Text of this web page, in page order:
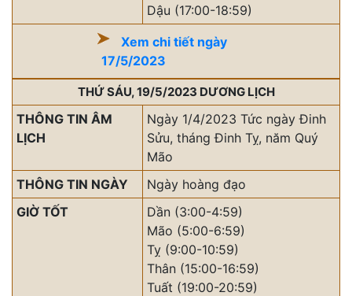
Dậu (17:00-18:59)
Xem chi tiết ngày
17/5/2023
THỨ SÁU, 19/5/2023 DƯƠNG LỊCH
THÔNG TIN ÂM
LỊCH
Ngày 1/4/2023 Tức ngày Đinh
Sửu, tháng Đinh Tỵ, năm Quý
Mão
THÔNG TIN NGÀY
Ngày hoàng đạo
GIỜ TỐT
Dần (3:00-4:59)
Mão (5:00-6:59)
Tỵ (9:00-10:59)
Thân (15:00-16:59)
Tuất (19:00-20:59)